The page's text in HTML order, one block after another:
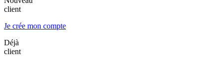
client
Je crée mon compte
Déjà
client